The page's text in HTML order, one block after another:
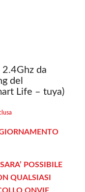
da
del
Life – tuya)
POSSIBILE
QUALSIASI
ONVIF